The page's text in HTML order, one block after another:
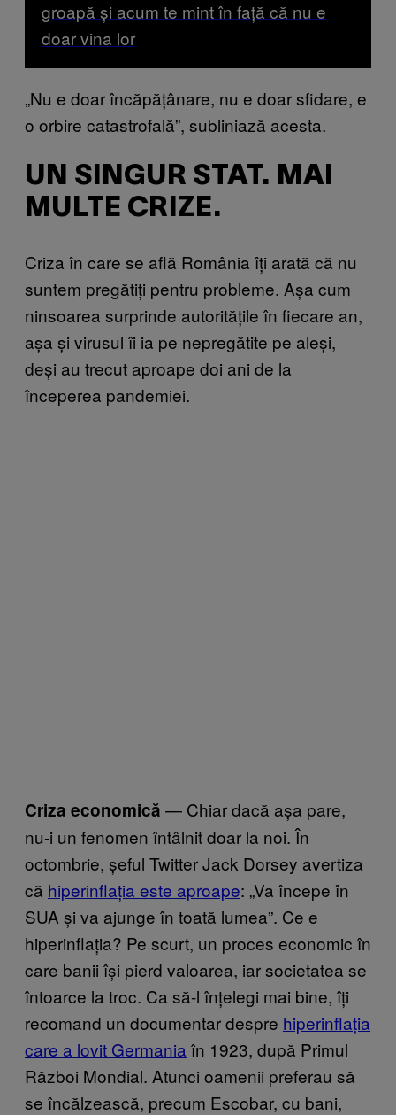
groapă și acum te mint în față că nu e
doar vina lor
„Nu e doar încăpățânare, nu e doar sfidare, e
o orbire catastrofală”, subliniază acesta.
UN SINGUR STAT. MAI
MULTE CRIZE.
Criza în care se află România îți arată că nu
suntem pregătiți pentru probleme. Așa cum
ninsoarea surprinde autoritățile în fiecare an,
așa și virusul îi ia pe nepregătite pe aleși,
deși au trecut aproape doi ani de la
începerea pandemiei.
Criza economică — Chiar dacă așa pare,
nu-i un fenomen întâlnit doar la noi. În
octombrie, șeful Twitter Jack Dorsey avertiza
că hiperinflația este aproape: „Va începe în
SUA și va ajunge în toată lumea”. Ce e
hiperinflația? Pe scurt, un proces economic în
care banii își pierd valoarea, iar societatea se
întoarce la troc. Ca să-l înțelegi mai bine, îți
recomand un documentar despre hiperinflația
care a lovit Germania în 1923, după Primul
Război Mondial. Atunci oamenii preferau să
se încălzească, precum Escobar, cu bani,